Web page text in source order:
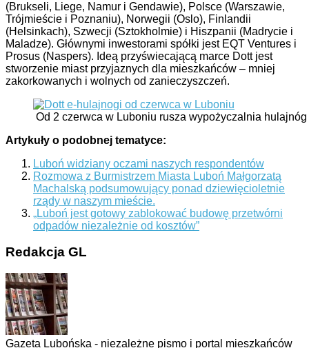
(Brukseli, Liege, Namur i Gendawie), Polsce (Warszawie,
Trójmieście i Poznaniu), Norwegii (Oslo), Finlandii
(Helsinkach), Szwecji (Sztokholmie) i Hiszpanii (Madrycie i
Maladze). Głównymi inwestorami spółki jest EQT Ventures i
Prosus (Naspers). Ideą przyświecającą marce Dott jest
stworzenie miast przyjaznych dla mieszkańców – mniej
zakorkowanych i wolnych od zanieczyszczeń.
Od 2 czerwca w Luboniu rusza wypożyczalnia
Artykuły o podobnej tematyce:
Luboń widziany oczami naszych respondentów
Rozmowa z Burmistrzem Miasta Luboń Małgorzatą
Machalską podsumowujący ponad dziewięcioletnie
rządy w naszym mieście.
„Luboń jest gotowy zablokować budowę przetwórni
odpadów niezależnie od kosztów”
Redakcja GL
Gazeta Lubońska - niezależne pismo i portal mieszkańców